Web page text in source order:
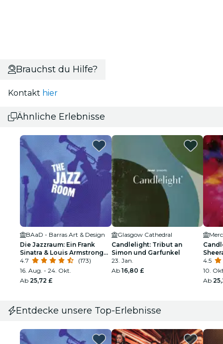
Brauchst du Hilfe?
Kontakt hier
Ähnliche Erlebnisse
BAaD - Barras Art & Design
Die Jazzraum: Ein Frank
Sinatra & Louis Armstrong
Tribut
4.7
(173)
16. Aug. - 24. Okt.
Ab 25,72 £
Glasgow Cathedral
Candlelight: Tribut an
Simon und Garfunkel
23. Jan.
Ab 16,80 £
4.5
10.
Ab
Entdecke unsere Top-Erlebnisse